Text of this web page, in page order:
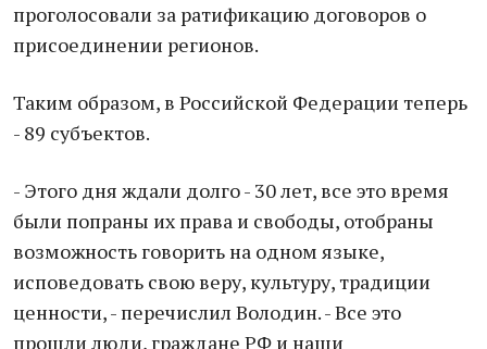
проголосовали за ратификацию договоров о
присоединении регионов.
Таким образом, в Российской Федерации теперь
- 89 субъектов.
- Этого дня ждали долго - 30 лет, все это время
были попраны их права и свободы, отобраны
возможность говорить на одном языке,
исповедовать свою веру, культуру, традиции
ценности, - перечислил Володин. - Все это
прошли люди, граждане РФ и наши